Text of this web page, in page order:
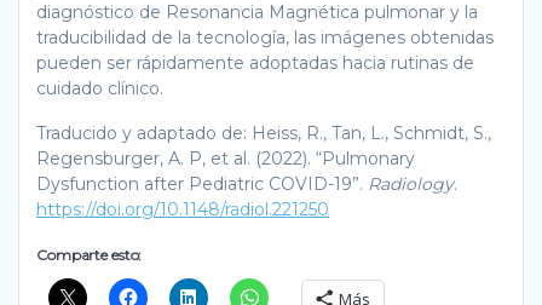
diagnóstico de Resonancia Magnética pulmonar y la
traducibilidad de la tecnología, las imágenes obtenidas
pueden ser rápidamente adoptadas hacia rutinas de
cuidado clínico.
Traducido y adaptado de: Heiss, R., Tan, L., Schmidt, S.,
Regensburger, A. P, et al. (2022). “Pulmonary
Dysfunction after Pediatric COVID-19”. Radiology.
https://doi.org/10.1148/radiol.221250
Comparte esto:
Más